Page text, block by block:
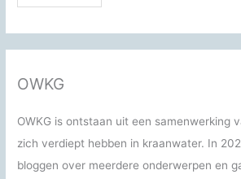
OWKG
OWKG is ontstaan uit een samenwerking
zich verdiept hebben in kraanwater. In
bloggen over meerdere onderwerpen en